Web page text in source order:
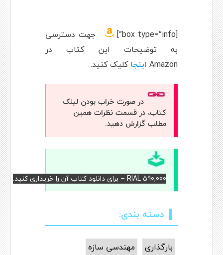
[box type=”info”]
جهت دسترسی
به توضیحات این کتاب در
Amazon اینجاکلیک کنید.
در صورت خراب بودن لینک
کتاب، در قسمت نظرات همین
مطلب گزارش دهید.
RIAL 590,000 – برای دانلود کتاب آن را خریداری کنید.
دسته بندی:
بارگذاری
مهندسی سازه